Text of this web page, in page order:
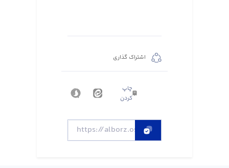
اشتراک گذاری
چاپ
کردن